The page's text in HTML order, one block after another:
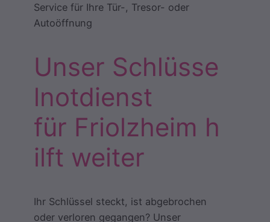
Service für Ihre Tür-, Tresor- oder
Autoöffnung
Unser Schlüsse
lnotdienst
für Friolzheim h
ilft weiter
Ihr Schlüssel steckt, ist abgebrochen
oder verloren gegangen? Unser